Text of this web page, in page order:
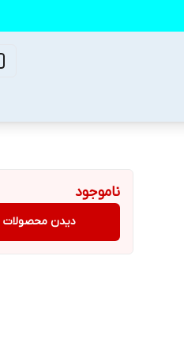
ناموجود
دیدن محصولات